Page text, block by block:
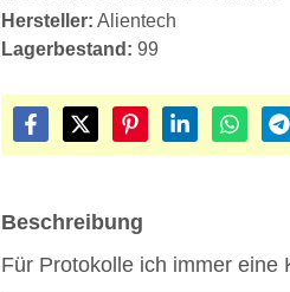
Hersteller: Alientech
Lagerbestand: 99
Beschreibung
Für Protokolle ich immer eine